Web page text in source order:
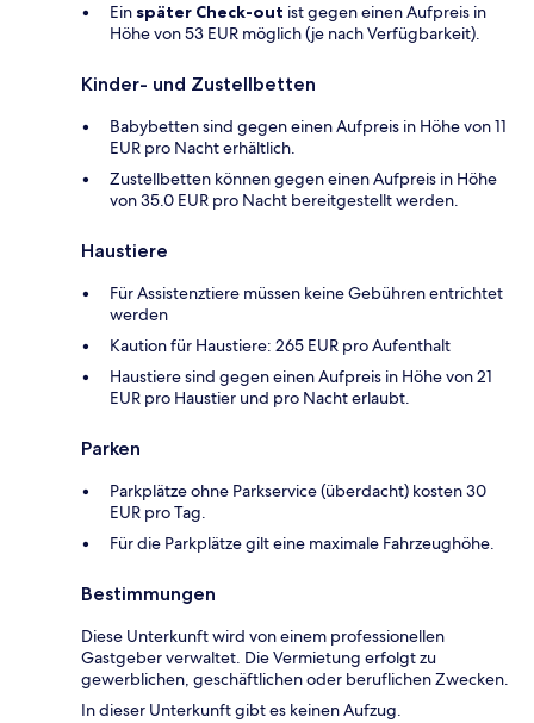
Ein später Check-out ist gegen einen Aufpreis in
Höhe von 53 EUR möglich (je nach Verfügbarkeit).
Kinder- und Zustellbetten
Babybetten sind gegen einen Aufpreis in Höhe von 11
EUR pro Nacht erhältlich.
Zustellbetten können gegen einen Aufpreis in Höhe
von 35.0 EUR pro Nacht bereitgestellt werden.
Haustiere
Für Assistenztiere müssen keine Gebühren entrichtet
werden
Kaution für Haustiere: 265 EUR pro Aufenthalt
Haustiere sind gegen einen Aufpreis in Höhe von 21
EUR pro Haustier und pro Nacht erlaubt.
Parken
Parkplätze ohne Parkservice (überdacht) kosten 30
EUR pro Tag.
Für die Parkplätze gilt eine maximale Fahrzeughöhe.
Bestimmungen
Diese Unterkunft wird von einem professionellen
Gastgeber verwaltet. Die Vermietung erfolgt zu
gewerblichen, geschäftlichen oder beruflichen Zwecken.
In dieser Unterkunft gibt es keinen Aufzug.